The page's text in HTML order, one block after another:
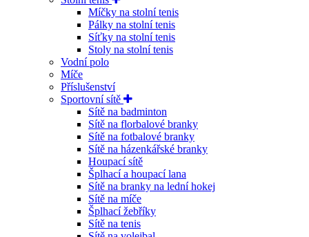
Míčky na stolní tenis
Pálky na stolní tenis
Síťky na stolní tenis
Stoly na stolní tenis
Vodní polo
Míče
Příslušenství
Sportovní sítě
Sítě na badminton
Sítě na florbalové branky
Sítě na fotbalové branky
Sítě na házenkářské branky
Houpací sítě
Šplhací a houpací lana
Sítě na branky na lední hokej
Sítě na míče
Šplhací žebříky
Sítě na tenis